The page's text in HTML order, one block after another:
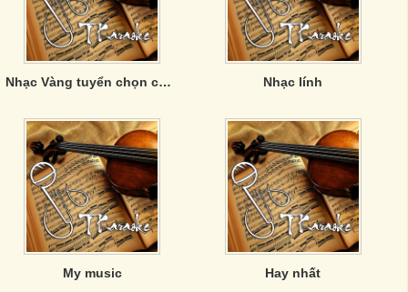
Nhạc Vàng tuyển chọn của Phương Anh Nhạc lính
My music Hay nhất